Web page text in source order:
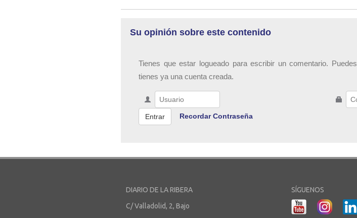
Su opinión sobre este contenido
Tienes que estar logueado para escribir un comentario. Puedes
tienes ya una cuenta creada.
Recordar Contraseña
DIARIO DE LA RIBERA
C/ Valladolid, 2, Bajo
SÍGUENOS